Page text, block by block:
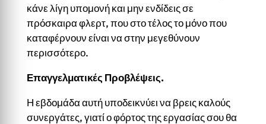
κάνε λίγη υπομονή και μην ενδίδεις σε
πρόσκαιρα φλερτ, που στο τέλος το μόνο που
καταφέρνουν είναι να στην μεγεθύνουν
περισσότερο.
Επαγγελματικές Προβλέψεις.
Η εβδομάδα αυτή υποδεικνύει να βρεις καλούς
συνεργάτες, γιατί ο φόρτος της εργασίας σου θα